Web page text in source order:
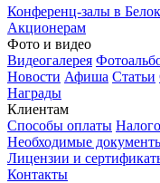
Конференц-залы в
Акционерам
Фото и видео
Видеогалерея
Новости Афиша Статьи
Награды
Клиентам
Способы оплаты
Необходимые
Лицензии и
Контакты